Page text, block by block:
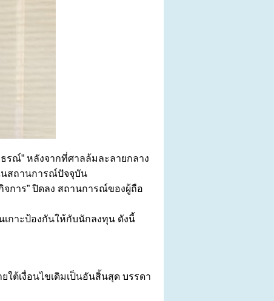
รณ์” หลังจากที่ศาลล้มละลายกลาง
นสถานการณ์ปัจจุบัน
การ” ปิดลง สถานการณ์ของผู้ถือ
เกาะป้องกันให้กับนักลงทุน ดังนี้
ต้เงื่อนไขเดิมเป็นอันสิ้นสุด บรรดา